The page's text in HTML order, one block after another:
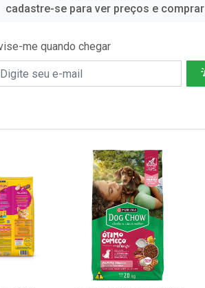
cadastre-se para ver preços e comprar
me quando chegar